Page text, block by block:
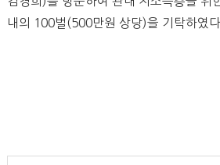
내의 100벌(500만원 상당)을 기탁하였다